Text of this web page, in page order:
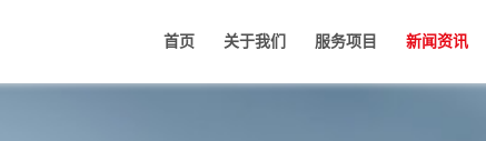
首页 关于我们 服务项目 新闻资讯